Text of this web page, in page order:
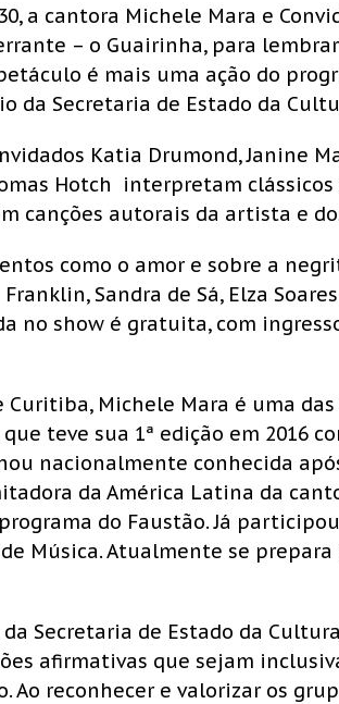
a cantora Michele Mara e
– o Guairinha, para lembrar
é mais uma ação do
da Secretaria de Estado da
Katia Drumond, Janine
Hotch interpretam
canções autorais da artista e
como o amor e sobre a
Sandra de Sá, Elza
no show é gratuita, com
Michele Mara é uma
teve sua 1ª edição em 2016
nacionalmente conhecida
da América Latina da
do Faustão. Já
Música. Atualmente se prepara
Secretaria de Estado da Cultura
afirmativas que sejam
Ao reconhecer e valorizar os